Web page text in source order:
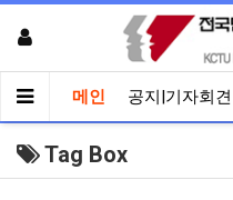
메인 공지|기자회견
Tag Box